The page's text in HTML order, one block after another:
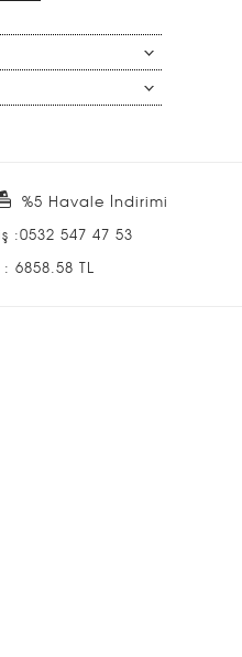
%5 Havale İndirimi
:0532 547 47 53
6858.58 TL